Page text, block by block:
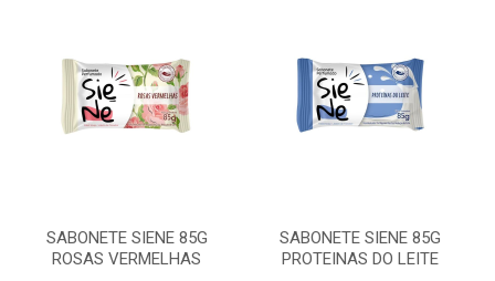
SABONETE SIENE 85G
ROSAS VERMELHAS
SABONETE SIENE 85G
PROTEINAS DO LEITE